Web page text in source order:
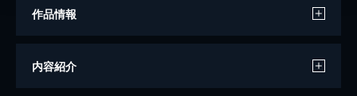
作品情報
著者
内容紹介